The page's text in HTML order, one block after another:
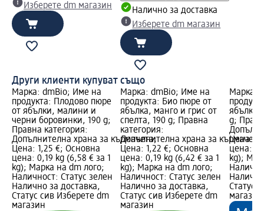
Изберете dm магазин
Налично за доставка
Изберете dm магазин
Други клиенти купуват също
Марка: dmBio; Име на
продукта: Плодово пюре
от ябълки, малини и
черни боровинки, 190 g;
Правна категория:
Допълнителна храна за кърмачета;
Цена: 1,25 €; Основна
цена: 0,19 kg (6,58 € за 1
kg); Марка на dm лого;
Наличност: Статус зелен
Налично за доставка,
Статус сив Изберете dm
магазин
Марка: dmBio; Име на
продукта: Био пюре от
ябълкa, манго и грис от
спелта, 190 g; Правна
категория:
Допълнителна храна за
Цена: 1,22 €; Основна
цена: 0,19 kg (6,42 € за 1
kg); Марка на dm лого;
Наличност: Статус зелен
Налично за доставка,
Статус сив Изберете dm
магазин
Марка:
ябълка
g;
Цена:
цена:
kg);
Статус
магазин